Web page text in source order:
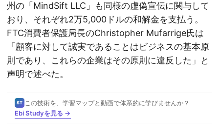
州の「MindSift LLC」も同様の虚偽宣伝に関与して
おり、それぞれ2万5,000ドルの和解金を支払う。
FTC消費者保護局長のChristopher Mufarrige氏は
「顧客に対して誠実であることはビジネスの基本原
則であり、これらの企業はその原則に違反した」と
声明で述べた。
ST
この技術を、学習マップと動画で体系的に学びませんか？
Ebi Studyを見る →